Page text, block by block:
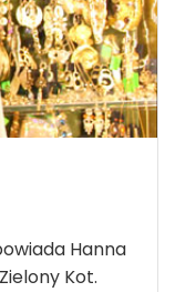
Hanna
Kot.